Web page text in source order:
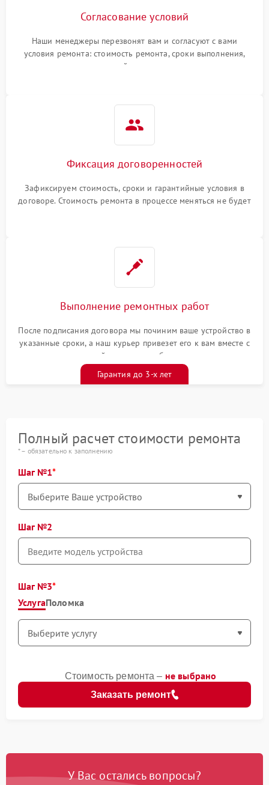
Согласование условий
Наши менеджеры перезвонят вам и согласуют с вами
условия ремонта: стоимость ремонта, сроки выполнения,
гарантийные условия
Фиксация договоренностей
Зафиксируем стоимость, сроки и гарантийные условия в
договоре. Стоимость ремонта в процессе меняться не будет
Выполнение ремонтных работ
После подписания договора мы починим ваше устройство в
указанные сроки, а наш курьер привезет его к вам вместе с
гарантийным талоном бесплатно
Гарантия до 3-х лет
Полный расчет стоимости ремонта
* – обязательно к заполнению
Шаг №1
Шаг №2
Шаг №3
УслугаПоломка
Заказать ремонт
Стоимость ремонта – не выбрано
У Вас остались вопросы?